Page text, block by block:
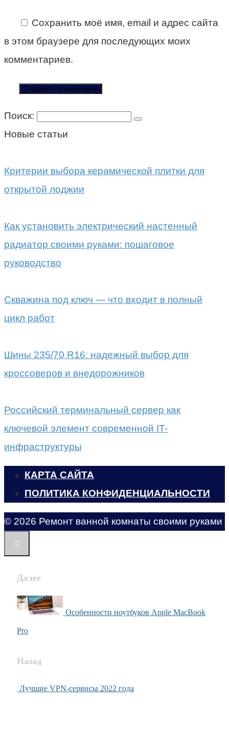
Сохранить моё имя, email и адрес сайта
в этом браузере для последующих моих
комментариев.
Поиск:
Новые статьи
Критерии выбора керамической плитки для
открытой лоджии
Как установить электрический настенный
радиатор своими руками: пошаговое
руководство
Скважина под ключ — что входит в полный
цикл работ
Шины 235/70 R16: надежный выбор для
кроссоверов и внедорожников
Российский терминальный сервер как
ключевой элемент современной IT-
инфраструктуры
КАРТА САЙТА
ПОЛИТИКА КОНФИДЕНЦИАЛЬНОСТИ
© 2026 Ремонт ванной комнаты своими руками
Далее
Особенности ноутбуков Apple MacBook
Pro
Назад
Лучшие VPN-сервисы 2022 года